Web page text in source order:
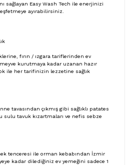
sağlayan Easy Wash Tech ile enerjinizi
ayırabilirsiniz.
fırın / ızgara tariflerinden ev
kurutmaya kadar uzanan hazır
ile her tarifinizin lezzetine sağlık
tavasından çıkmış gibi sağlıklı patates
sulu tavuk kızartmaları ve nefis sebze
tenceresi ile orman kebabından İzmir
kadar dilediğiniz ev yemeğini sadece 1